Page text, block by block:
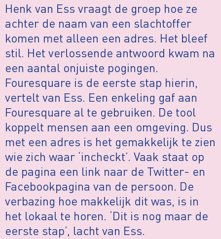
Henk van Ess vraagt de groep hoe ze
achter de naam van een slachtoffer
komen met alleen een adres. Het bleef
stil. Het verlossende antwoord kwam na
een aantal onjuiste pogingen.
Fouresquare is de eerste stap hierin,
vertelt van Ess. Een enkeling gaf aan
Fouresquare al te gebruiken. De tool
koppelt mensen aan een omgeving. Dus
met een adres is het gemakkelijk te zien
wie zich waar ‘incheckt’. Vaak staat op
de pagina een link naar de Twitter- en
Facebookpagina van de persoon. De
verbazing hoe makkelijk dit was, is in
het lokaal te horen. ‘Dit is nog maar de
eerste stap’, lacht van Ess.